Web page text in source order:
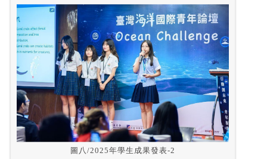
圖八/2025年學生成果發表-2